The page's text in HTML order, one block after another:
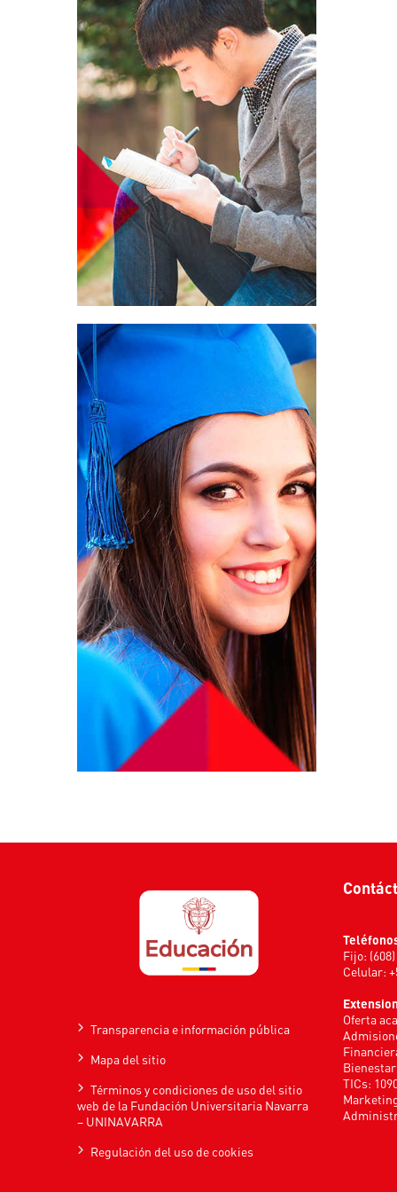
Transparencia e información pública
Mapa del sitio
Términos y condiciones de uso del sitio
web de la Fundación Universitaria Navarra
– UNINAVARRA
Regulación del uso de cookies
Fijo:
Celular:
Oferta
TICs: